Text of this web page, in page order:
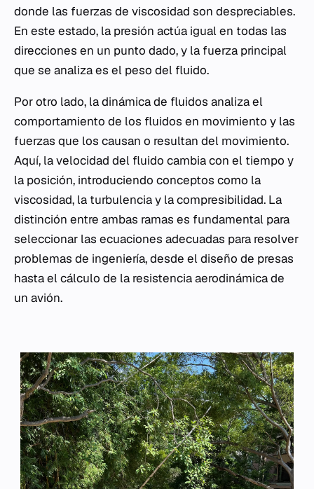
donde las fuerzas de viscosidad son despreciables.
En este estado, la presión actúa igual en todas las
direcciones en un punto dado, y la fuerza principal
que se analiza es el peso del fluido.
Por otro lado, la dinámica de fluidos analiza el
comportamiento de los fluidos en movimiento y las
fuerzas que los causan o resultan del movimiento.
Aquí, la velocidad del fluido cambia con el tiempo y
la posición, introduciendo conceptos como la
viscosidad, la turbulencia y la compresibilidad. La
distinción entre ambas ramas es fundamental para
seleccionar las ecuaciones adecuadas para resolver
problemas de ingeniería, desde el diseño de presas
hasta el cálculo de la resistencia aerodinámica de
un avión.